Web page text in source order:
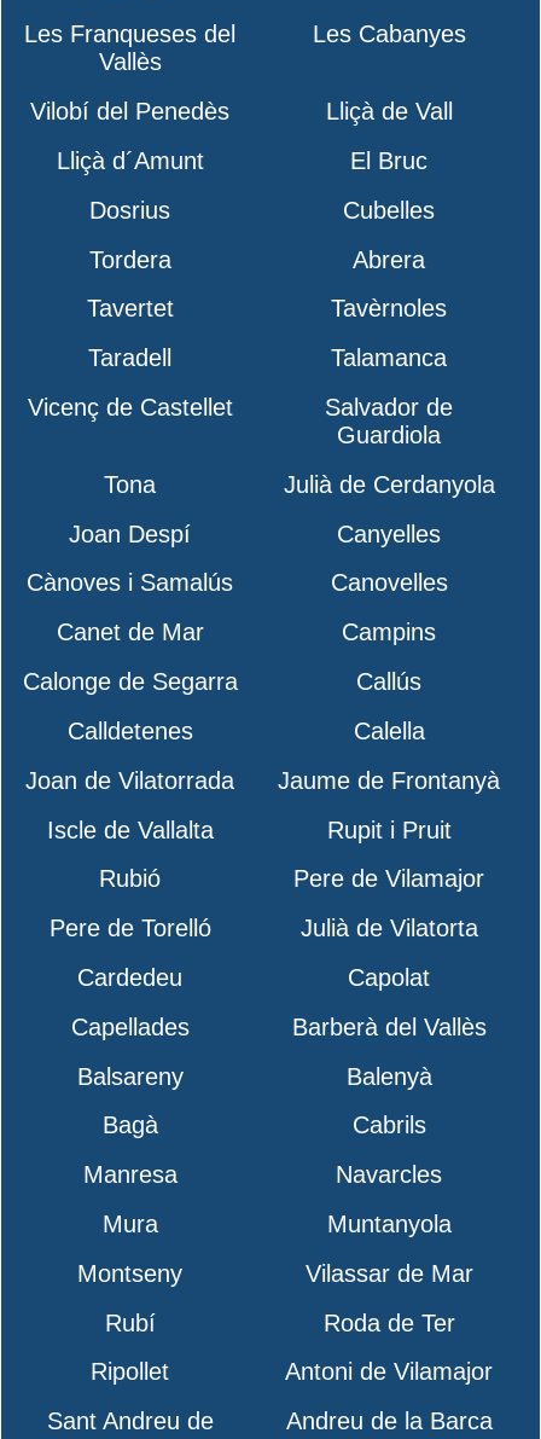
Les Franqueses del
Vallès
Les Cabanyes
Vilobí del Penedès
Lliçà de Vall
Lliçà d´Amunt
El Bruc
Dosrius
Cubelles
Tordera
Abrera
Tavertet
Tavèrnoles
Taradell
Talamanca
Vicenç de Castellet
Salvador de
Guardiola
Tona
Julià de Cerdanyola
Joan Despí
Canyelles
Cànoves i Samalús
Canovelles
Canet de Mar
Campins
Calonge de Segarra
Callús
Calldetenes
Calella
Joan de Vilatorrada
Jaume de Frontanyà
Iscle de Vallalta
Rupit i Pruit
Rubió
Pere de Vilamajor
Pere de Torelló
Julià de Vilatorta
Cardedeu
Capolat
Capellades
Barberà del Vallès
Balsareny
Balenyà
Bagà
Cabrils
Manresa
Navarcles
Mura
Muntanyola
Montseny
Vilassar de Mar
Rubí
Roda de Ter
Ripollet
Antoni de Vilamajor
Sant Andreu de
Andreu de la Barca